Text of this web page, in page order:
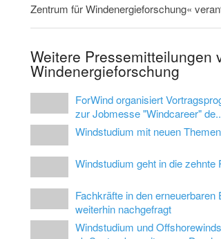
Zentrum für Windenergieforschung«
Weitere Pressemitteilungen
Windenergieforschung
ForWind organisiert
zur Jobmesse "Windcareer"
Windstudium mit neuen Themen
Windstudium geht in die zehnte
Fachkräfte in den erneuerbaren
weiterhin nachgefragt
Windstudium und